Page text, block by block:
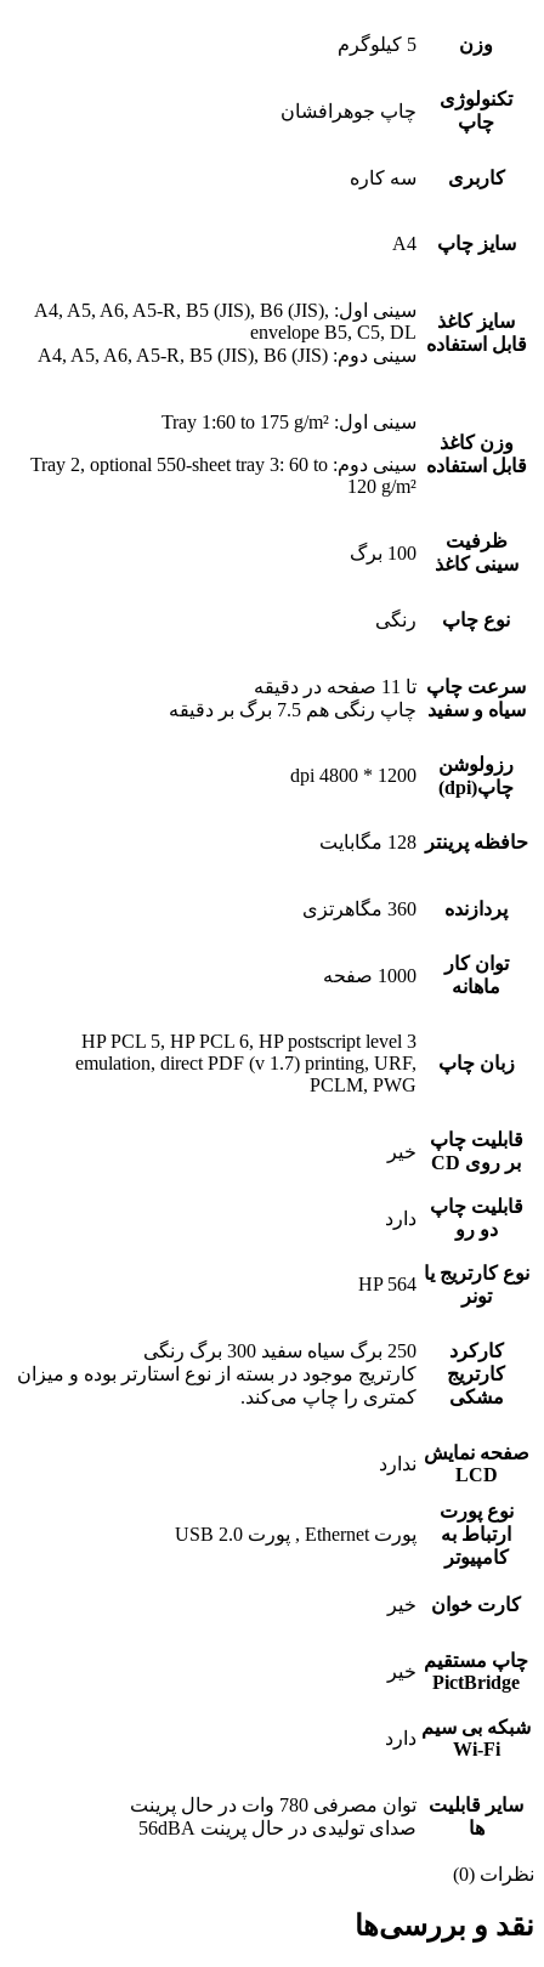
وزن 5 کیلوگرم
تکنولوژی
چاپ
چاپ جوهرافشان
کاربری سه کاره
سایز چاپ A4
سایز کاغذ
قابل استفاده
سینی اول: A4, A5, A6, A5-R, B5 (JIS), B6 (JIS),
envelope B5, C5, DL
سینی دوم: A4, A5, A6, A5-R, B5 (JIS), B6 (JIS)
وزن کاغذ
قابل استفاده
سینی اول: Tray 1:60 to 175 g/m²
سینی دوم: Tray 2, optional 550-sheet tray 3: 60 to
120 g/m²
ظرفیت
سینی کاغذ
100 برگ
نوع چاپ رنگی
سرعت چاپ
سیاه و سفید
تا 11 صفحه در دقیقه
چاپ رنگی هم 7.5 برگ بر دقیقه
رزولوشن
چاپ(dpi)
1200 * 4800 dpi
حافظه پرینتر 128 مگابایت
پردازنده 360 مگاهرتزی
توان کار
ماهانه
1000 صفحه
زبان چاپ
HP PCL 5, HP PCL 6, HP postscript level 3
emulation, direct PDF (v 1.7) printing, URF,
PCLM, PWG
قابلیت چاپ
بر روی CD
خیر
قابلیت چاپ
دو رو
دارد
نوع کارتریج یا
تونر
HP 564
کارکرد
کارتریج
مشکی
250 برگ سیاه سفید 300 برگ رنگی
کارتریج موجود در بسته از نوع استارتر بوده و میزان
کمتری را چاپ می‌کند.
صفحه نمایش
LCD
ندارد
نوع پورت
ارتباط به
کامپیوتر
پورت Ethernet , پورت USB 2.0
کارت خوان خیر
چاپ مستقیم
PictBridge
خیر
شبکه بی سیم
Wi-Fi
دارد
سایر قابلیت
ها
توان مصرفی 780 وات در حال پرینت
صدای تولیدی در حال پرینت 56dBA
نظرات (0)
نقد و بررسی‌ها